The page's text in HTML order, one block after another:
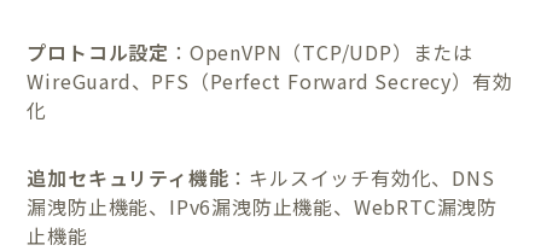
プロトコル設定 ：OpenVPN（TCP/UDP）または
WireGuard、PFS（Perfect Forward Secrecy）有効
化
追加セキュリティ機能 ：キルスイッチ有効化、DNS
漏洩防止機能、IPv6漏洩防止機能、WebRTC漏洩防
止機能